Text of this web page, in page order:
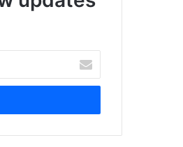
بريدك
الإلكتروني